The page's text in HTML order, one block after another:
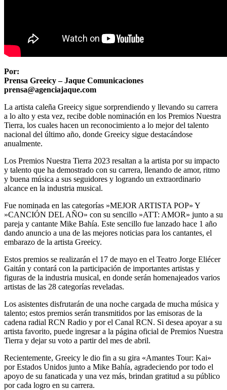
Por:
Prensa Greeicy – Jaque Comunicaciones
prensa@agenciajaque.com
La artista caleña Greeicy sigue sorprendiendo y llevando su carrera
a lo alto y esta vez, recibe doble nominación en los Premios Nuestra
Tierra, los cuales hacen un reconocimiento a lo mejor del talento
nacional del último año, donde Greeicy sigue destacándose
anualmente.
Los Premios Nuestra Tierra 2023 resaltan a la artista por su impacto
y talento que ha demostrado con su carrera, llenando de amor, ritmo
y buena música a sus seguidores y logrando un extraordinario
alcance en la industria musical.
Fue nominada en las categorías »MEJOR ARTISTA POP» Y
»CANCIÓN DEL AÑO» con su sencillo »ATT: AMOR» junto a su
pareja y cantante Mike Bahía. Este sencillo fue lanzado hace 1 año
dando anuncio a una de las mejores noticias para los cantantes, el
embarazo de la artista Greeicy.
Estos premios se realizarán el 17 de mayo en el Teatro Jorge Eliécer
Gaitán y contará con la participación de importantes artistas y
figuras de la industria musical, en donde serán homenajeados varios
artistas de las 28 categorías reveladas.
Los asistentes disfrutarán de una noche cargada de mucha música y
talento; estos premios serán transmitidos por las emisoras de la
cadena radial RCN Radio y por el Canal RCN. Si desea apoyar a su
artista favorito, puede ingresar a la página oficial de Premios Nuestra
Tierra y dejar su voto a partir del mes de abril.
Recientemente, Greeicy le dio fin a su gira «Amantes Tour: Kai»
por Estados Unidos junto a Mike Bahía, agradeciendo por todo el
apoyo de su fanaticada y una vez más, brindan gratitud a su público
por cada logro en su carrera.